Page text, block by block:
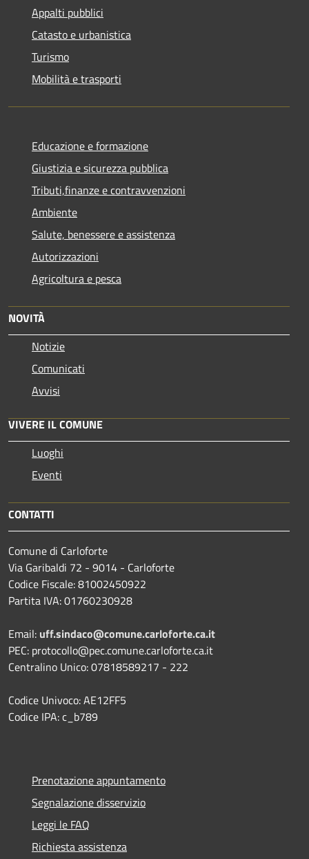
Appalti pubblici
Catasto e urbanistica
Turismo
Mobilità e trasporti
Educazione e formazione
Giustizia e sicurezza pubblica
Tributi,finanze e contravvenzioni
Ambiente
Salute, benessere e assistenza
Autorizzazioni
Agricoltura e pesca
NOVITÀ
Notizie
Comunicati
Avvisi
VIVERE IL COMUNE
Luoghi
Eventi
CONTATTI
Comune di Carloforte
Via Garibaldi 72 - 9014 - Carloforte
Codice Fiscale: 81002450922
Partita IVA: 01760230928
Email: uff.sindaco@comune.carloforte.ca.it
PEC: protocollo@pec.comune.carloforte.ca.it
Centralino Unico: 07818589217 - 222
Codice Univoco: AE12FF5
Codice IPA: c_b789
Prenotazione appuntamento
Segnalazione disservizio
Leggi le FAQ
Richiesta assistenza